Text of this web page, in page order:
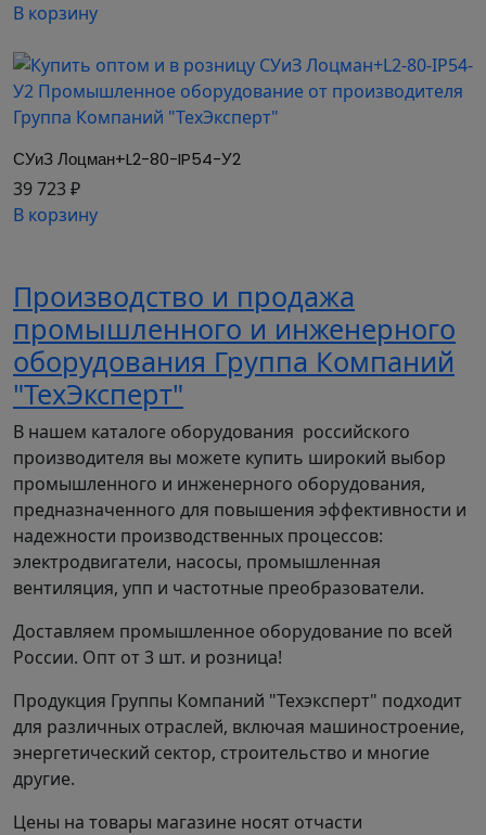
В корзину
СУиЗ Лоцман+L2-80-IP54-У2
39 723 ₽
В корзину
Производство и продажа
промышленного и инженерного
оборудования Группа Компаний
"ТехЭксперт"
В нашем каталоге оборудования российского
производителя вы можете купить широкий выбор
промышленного и инженерного оборудования,
предназначенного для повышения эффективности и
надежности производственных процессов:
электродвигатели, насосы, промышленная
вентиляция, упп и частотные преобразователи.
Доставляем промышленное оборудование по всей
России. Опт от 3 шт. и розница!
Продукция Группы Компаний "Техэксперт" подходит
для различных отраслей, включая машиностроение,
энергетический сектор, строительство и многие
другие.
Цены на товары магазине носят отчасти